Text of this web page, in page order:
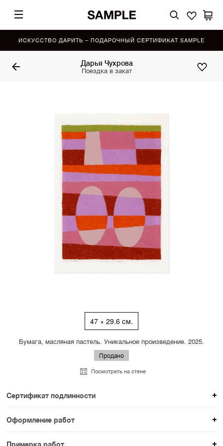
ИСКУССТВО ДАРИТЬ – ПОДАРОЧНЫЙ СЕРТИФИКАТ SAMPLE
Дарья Чухрова
Поездка в закат
47 × 29.6 см.
Бумага, масляная пастель. Уникальное произведение. 2025.
Продано
Посмотреть на стене
Сертификат подлинности
К каждому авторскому произведению мы
прикладываем сертификат подлинности. Для товаров
раздела SAMPLE СЕРИЯ сертификаты не
Оформление работ
При покупке произведения вы можете выбрать и
Примерка работ